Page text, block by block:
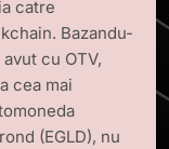
catre
Bazandu-
cu OTV,
cea mai
(EGLD), nu